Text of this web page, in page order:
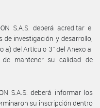
S.A.S. deberá acreditar el
investigación y desarrollo,
a) del Artículo 3° del Anexo al
mantener su calidad de
S.A.S. deberá informar los
su inscripción dentro